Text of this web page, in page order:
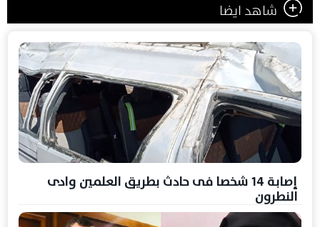
شاهد ايضا
إصابة 14 شخصا فى حادث بطريق العلمين وادى
النطرون